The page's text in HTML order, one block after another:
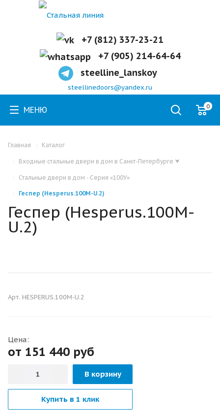
+7 (812) 337-23-21
+7 (905) 214-64-64
steelline_lanskoy
steellinedoors@yandex.ru
МЕНЮ 0
Главная Каталог
Входные стальные двери в дом в Санкт-Петербурге ⮟
Стальные двери в дом - Серия «100У»
Геспер (Hesperus.100M-U.2)
Геспер (Hesperus.100M-
U.2)
Арт. HESPERUS.100M-U.2
Цена:
от 151 440 руб
В корзину
Купить в 1 клик